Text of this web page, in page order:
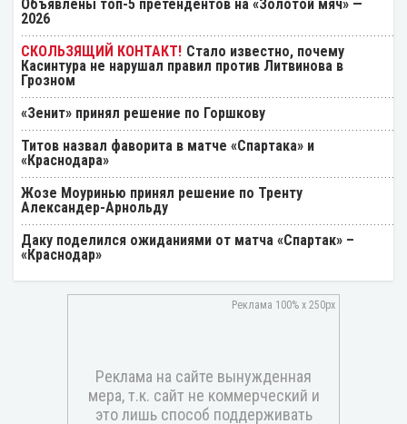
Объявлены топ-5 претендентов на «Золотой мяч» —
2026
Стало известно, почему
Касинтура не нарушал правил против Литвинова в
Грозном
«Зенит» принял решение по Горшкову
Титов назвал фаворита в матче «Спартака» и
«Краснодара»
Жозе Моуринью принял решение по Тренту
Александер-Арнольду
Даку поделился ожиданиями от матча «Спартак» –
«Краснодар»